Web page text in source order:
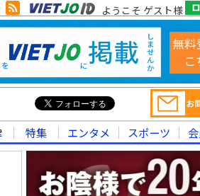
ようこそ ゲスト様
特集 エンタメ スポーツ